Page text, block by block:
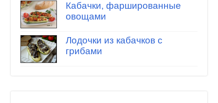
Кабачки, фаршированные
овощами
Лодочки из кабачков с
грибами